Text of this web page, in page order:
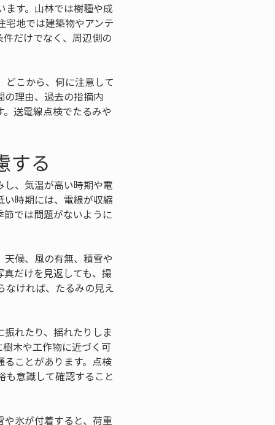
す。山林では樹種や成
宅地では建築物やアンテ
だけでなく、周辺側の
どこから、何に注意して
理由、過去の指摘内
送電線点検でたるみや
する
、気温が高い時期や電
時期には、電線が収縮
では問題がないように
候、風の有無、積雪や
だけを見返しても、撮
なければ、たるみの見え
れたり、揺れたりしま
木や工作物に近づく可
ことがあります。点検
意識して確認すること
氷が付着すると、荷重